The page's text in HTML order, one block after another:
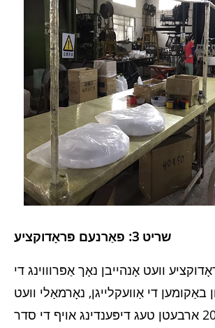
שריט 3: פאַרנעם פּראָדוקציע
וועט אָנהייבן נאָך אַפּרוווינג די
באַקומען די אַוועקלייגן, נאָרמאַלי וועט
נעמען 15 צו 20 ארבעטן טעג דיפּענדינג אויף די סדר